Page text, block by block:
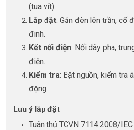
(tua vít).
Lắp đặt: Gắn đèn lên trần, cố
đinh.
Kết nối điện: Nối dây pha,
điện.
Kiểm tra: Bật nguồn, kiểm tra
động.
Lưu ý lắp đặt
Tuân thủ TCVN 7114:2008/